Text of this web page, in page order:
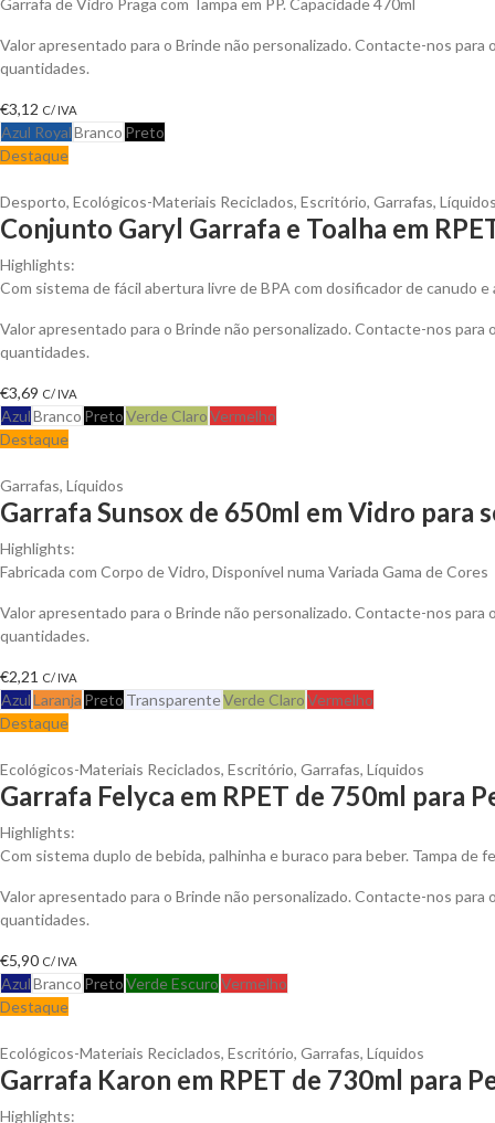
Valor apresentado para o Brinde não personalizado. Contacte-nos
quantidades.
€3,12 C/ IVA
Azul RoyalBranco Preto
Destaque
Desporto, Ecológicos-Materiais Reciclados, Escritório, Garrafas,
Conjunto Garyl Garrafa e Toalha em
Highlights:
Com sistema de fácil abertura livre de BPA com dosificador de canudo
Valor apresentado para o Brinde não personalizado. Contacte-nos
quantidades.
€3,69 C/ IVA
AzulBranco PretoVerde ClaroVermelho
Destaque
Garrafas, Líquidos
Garrafa Sunsox de 650ml em Vidro para
Highlights:
Fabricada com Corpo de Vidro, Disponível numa Variada Gama de Cores
Valor apresentado para o Brinde não personalizado. Contacte-nos
quantidades.
€2,21 C/ IVA
AzulLaranja Preto TransparenteVerde ClaroVermelho
Destaque
Ecológicos-Materiais Reciclados, Escritório, Garrafas, Líquidos
Garrafa Felyca em RPET de 750ml para
Highlights:
Com sistema duplo de bebida, palhinha e buraco para beber. Tampa de
Valor apresentado para o Brinde não personalizado. Contacte-nos
quantidades.
€5,90 C/ IVA
AzulBranco PretoVerde EscuroVermelho
Destaque
Ecológicos-Materiais Reciclados, Escritório, Garrafas, Líquidos
Garrafa Karon em RPET de 730ml para
Highlights: